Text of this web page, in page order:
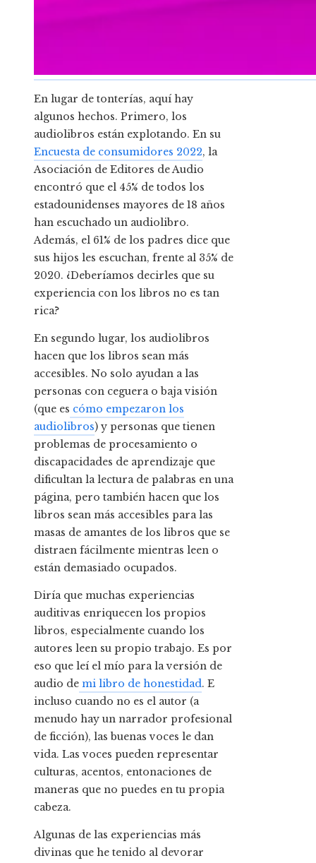
En lugar de tonterías, aquí hay
algunos hechos. Primero, los
audiolibros están explotando. En su
Encuesta de consumidores 2022, la
Asociación de Editores de Audio
encontró que el 45% de todos los
estadounidenses mayores de 18 años
han escuchado un audiolibro.
Además, el 61% de los padres dice que
sus hijos les escuchan, frente al 35% de
2020. ¿Deberíamos decirles que su
experiencia con los libros no es tan
rica?
En segundo lugar, los audiolibros
hacen que los libros sean más
accesibles. No solo ayudan a las
personas con ceguera o baja visión
(que es cómo empezaron los
audiolibros) y personas que tienen
problemas de procesamiento o
discapacidades de aprendizaje que
dificultan la lectura de palabras en una
página, pero también hacen que los
libros sean más accesibles para las
masas de amantes de los libros que se
distraen fácilmente mientras leen o
están demasiado ocupados.
Diría que muchas experiencias
auditivas enriquecen los propios
libros, especialmente cuando los
autores leen su propio trabajo. Es por
eso que leí el mío para la versión de
audio de mi libro de honestidad. E
incluso cuando no es el autor (a
menudo hay un narrador profesional
de ficción), las buenas voces le dan
vida. Las voces pueden representar
culturas, acentos, entonaciones de
maneras que no puedes en tu propia
cabeza.
Algunas de las experiencias más
divinas que he tenido al devorar